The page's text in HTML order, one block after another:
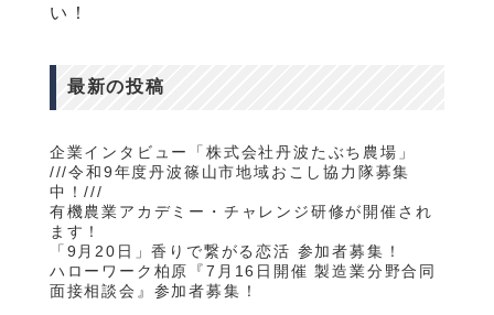
い！
最新の投稿
企業インタビュー「株式会社丹波たぶち農場」
///令和9年度丹波篠山市地域おこし協力隊募集
中！///
有機農業アカデミー・チャレンジ研修が開催され
ます！
「9月20日」香りで繋がる恋活 参加者募集！
ハローワーク柏原『7月16日開催 製造業分野合同
面接相談会』参加者募集！